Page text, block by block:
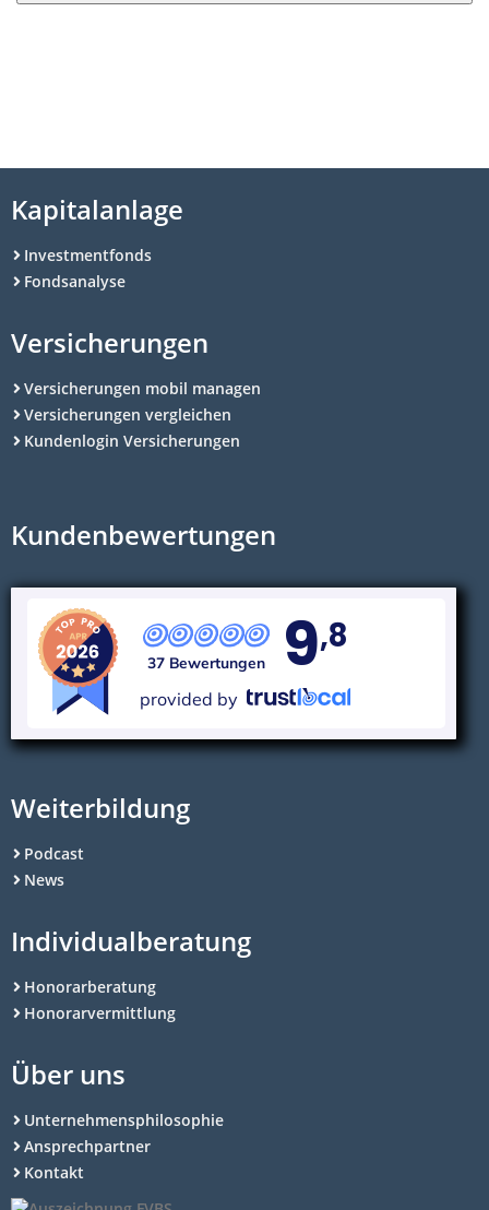
Kapitalanlage
Investmentfonds
Fondsanalyse
Versicherungen
Versicherungen mobil managen
Versicherungen vergleichen
Kundenlogin Versicherungen
Kundenbewertungen
37 Bewertungen 9,8
provided by
Weiterbildung
Podcast
News
Individualberatung
Honorarberatung
Honorarvermittlung
Über uns
Unternehmensphilosophie
Ansprechpartner
Kontakt